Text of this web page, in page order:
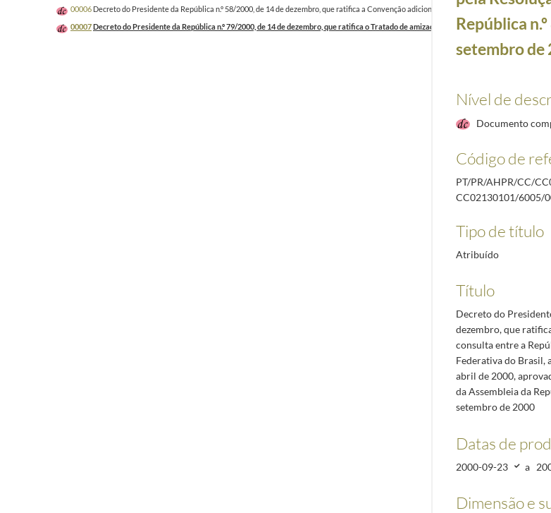
00006 Decreto do Presidente da República n.º 58/2000, de 14 de dezembro, que ratifica a Convenção adicional que altera a Convenção
00007Decreto do Presidente da República n.º 79/2000, de 14 de dezembro, que ratifica o Tratado de amizade, cooperação e consulta entre
República
setembro de
Nível de
Documento
Código de
PT/PR/AHPR/CC/
CC02130101/6005/
Tipo de título
Atribuído
Título
Decreto do
dezembro, que
consulta entre a
Federativa do Brasil,
abril de 2000,
da Assembleia da
setembro de 2000
Datas de
2000-09-23 a
Dimensão e